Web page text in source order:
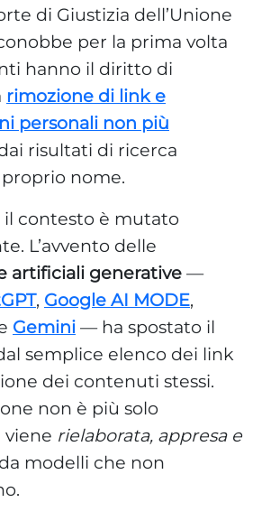
di Giustizia dell’Unione
per la prima volta
hanno il diritto di
rimozione di link e
personali non più
risultati di ricerca
proprio nome.
il contesto è mutato
L’avvento delle
artificiali generative —
, Google AI MODE,
Gemini — ha spostato il
semplice elenco dei link
dei contenuti stessi.
non è più solo
viene rielaborata, appresa e
modelli che non